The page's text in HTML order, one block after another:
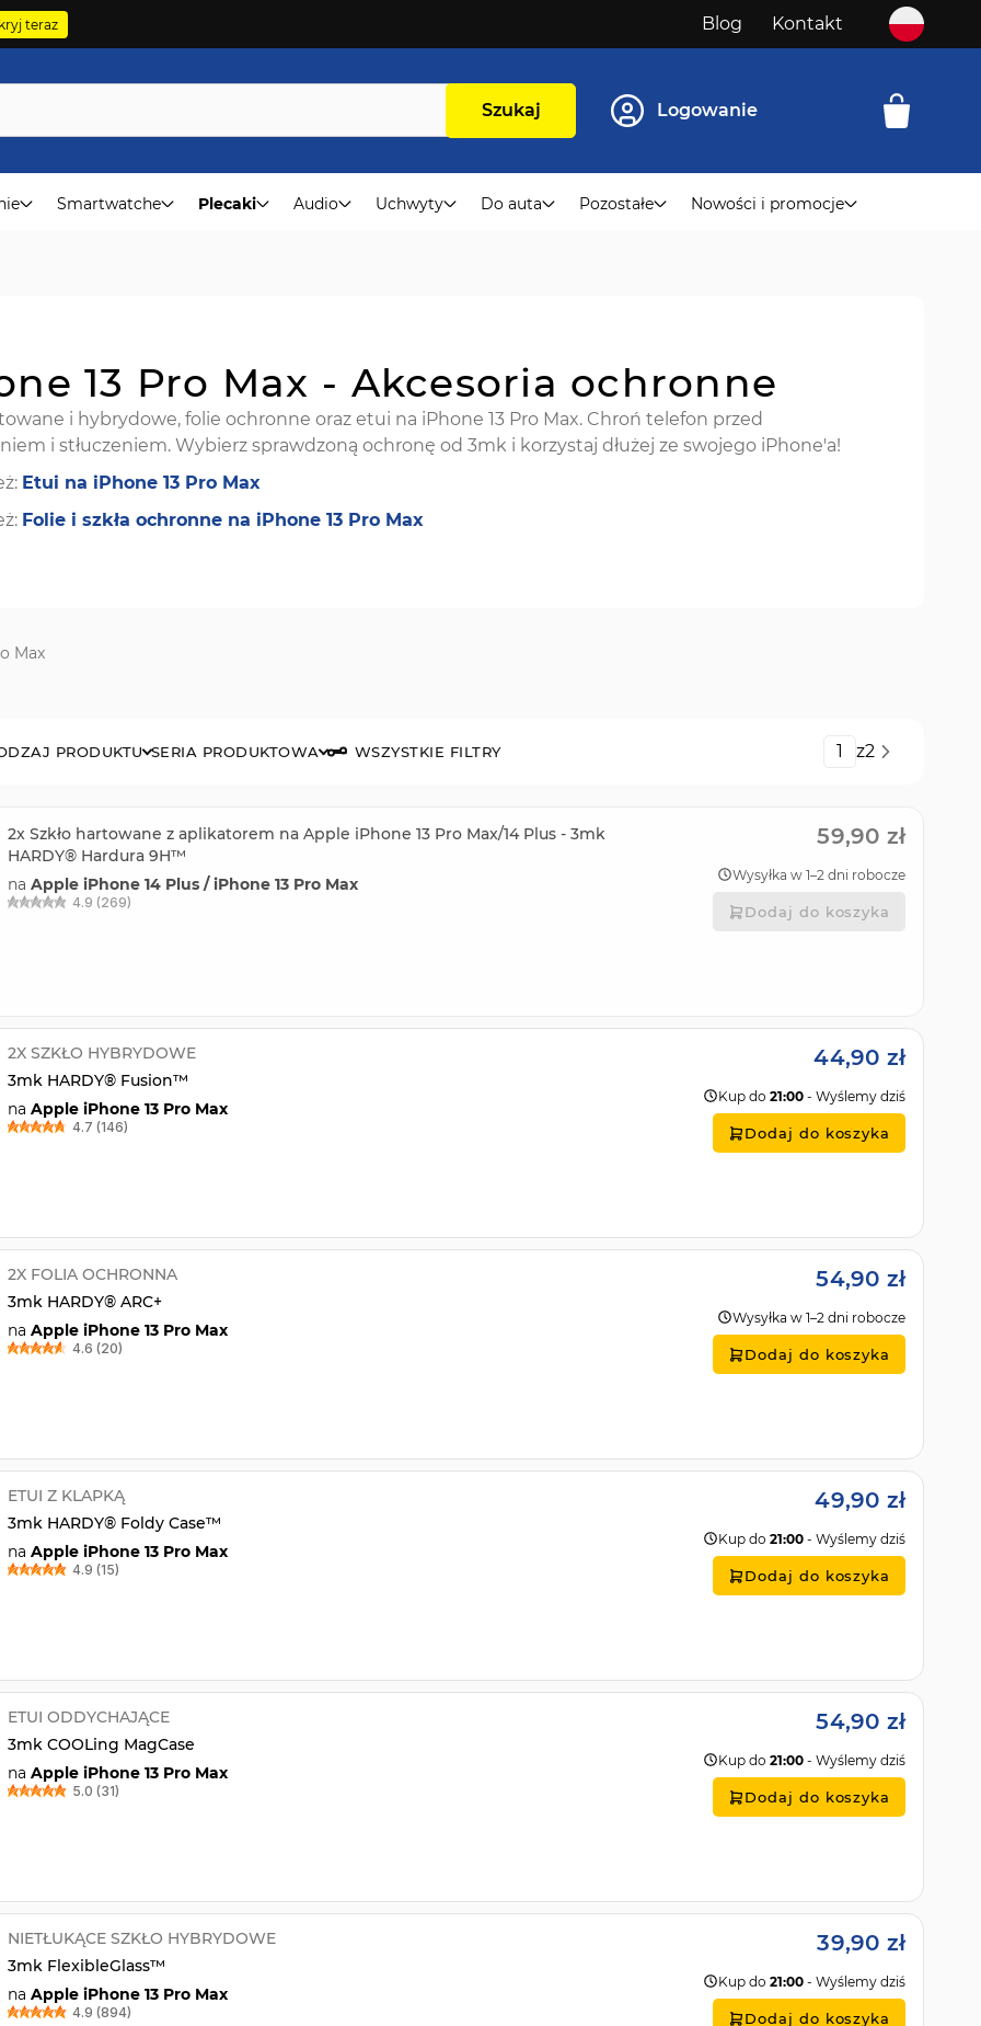
teraz Blog Kontakt
Szukaj Logowanie
Smartwatche Plecaki Audio Uchwyty Do auta Pozostałe Nowości i promocje
13 Pro Max - Akcesoria ochronne
i hybrydowe, folie ochronne oraz etui na iPhone 13 Pro Max. Chroń telefon przed
i stłuczeniem. Wybierz sprawdzoną ochronę od 3mk i korzystaj dłużej ze swojego iPhone'a!
Etui na iPhone 13 Pro Max
Folie i szkła ochronne na iPhone 13 Pro Max
Max
PRODUKTU SERIA PRODUKTOWA WSZYSTKIE FILTRY Strona
z2
2x Szkło hartowane z aplikatorem na Apple iPhone 13 Pro Max/14 Plus - 3mk
HARDY® Hardura 9H™
na Apple iPhone 14 Plus / iPhone 13 Pro Max
4.9 (269)
59,90 zł
Wysyłka w 1–2 dni robocze
Dodaj do koszyka
2X SZKŁO HYBRYDOWE
3mk HARDY® Fusion™
na Apple iPhone 13 Pro Max
4.7 (146)
44,90 zł
Kup do 21:00 - Wyślemy dziś
Dodaj do koszyka
2X FOLIA OCHRONNA
3mk HARDY® ARC+
na Apple iPhone 13 Pro Max
4.6 (20)
54,90 zł
Wysyłka w 1–2 dni robocze
Dodaj do koszyka
ETUI Z KLAPKĄ
3mk HARDY® Foldy Case™
na Apple iPhone 13 Pro Max
4.9 (15)
49,90 zł
Kup do 21:00 - Wyślemy dziś
Dodaj do koszyka
ETUI ODDYCHAJĄCE
3mk COOLing MagCase
na Apple iPhone 13 Pro Max
5.0 (31)
54,90 zł
Kup do 21:00 - Wyślemy dziś
Dodaj do koszyka
NIETŁUKĄCE SZKŁO HYBRYDOWE
3mk FlexibleGlass™
na Apple iPhone 13 Pro Max
4.9 (894)
39,90 zł
Kup do 21:00 - Wyślemy dziś
Dodaj do koszyka